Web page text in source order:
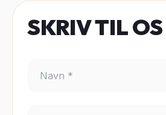
SKRIV TIL OS